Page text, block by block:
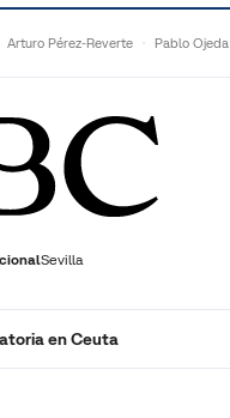
Arturo Pérez-Reverte Pablo Ojeda
Sevilla
GENTEPLAY
en Ceuta